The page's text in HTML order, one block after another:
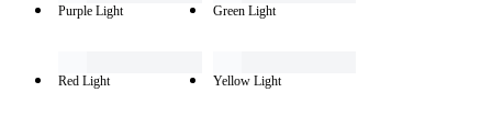
Purple Light Green Light
Red Light Yellow Light